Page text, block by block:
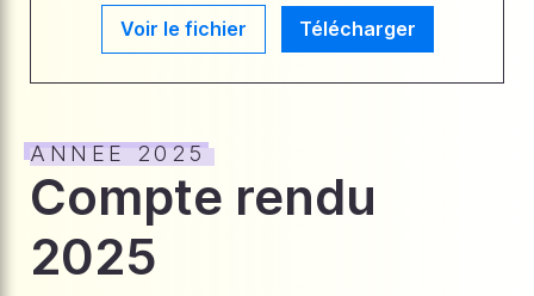
Voir le fichier Télécharger
ANNEE 2025
Compte rendu
2025